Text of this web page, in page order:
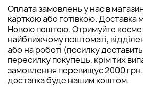
Оплата замовлень у нас в
карткою або готівкою. Доставка
Новою поштою. Отримуйте
найближчому поштоматі,
або на роботі (посилку
пересилку покупець, крім тих
замовлення перевищує 2000 грн.
доставка буде нашим коштом.